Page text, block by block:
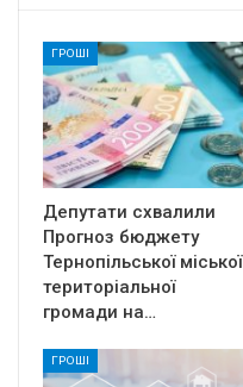
ГРОШІ
Депутати схвалили
Прогноз бюджету
Тернопільської міської
територіальної
громади на…
ГРОШІ